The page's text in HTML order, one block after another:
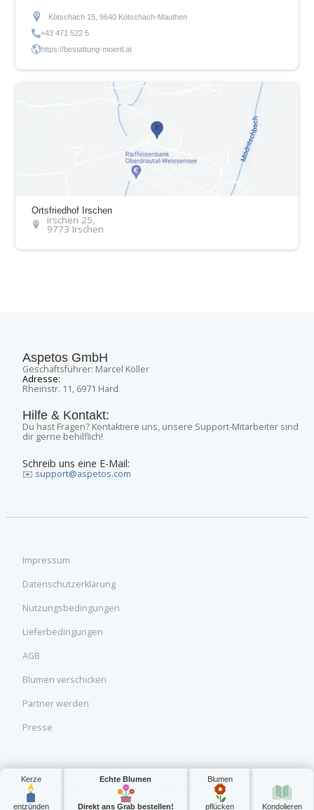
Kötschach 15, 9640 Kötschach-Mauthen
+43 471 522 5
https://bestattung-moertl.at
Ortsfriedhof Irschen
irschen 25,
9773 Irschen
Kerze
entzünden
Echte Blumen
Direkt ans Grab bestellen!
Blumen
pflücken Kondolieren
Aspetos GmbH
Geschäftsführer: Marcel Köller
Adresse:
Rheinstr. 11, 6971 Hard
Hilfe & Kontakt:
Du hast Fragen? Kontaktiere uns, unsere Support-Mitarbeiter sind
dir gerne behilflich!
Schreib uns eine E-Mail:
✉️ support@aspetos.com
Impressum
Datenschutzerklärung
Nutzungsbedingungen
Lieferbedingungen
AGB
Blumen verschicken
Partner werden
Presse
©2024 by Aspetos GmbH. All Rights Reserved.